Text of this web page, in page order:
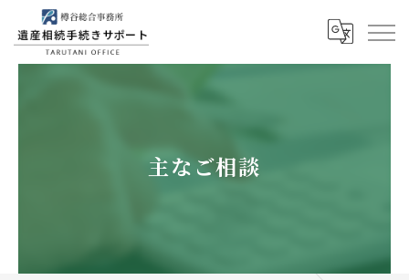
主なご相談